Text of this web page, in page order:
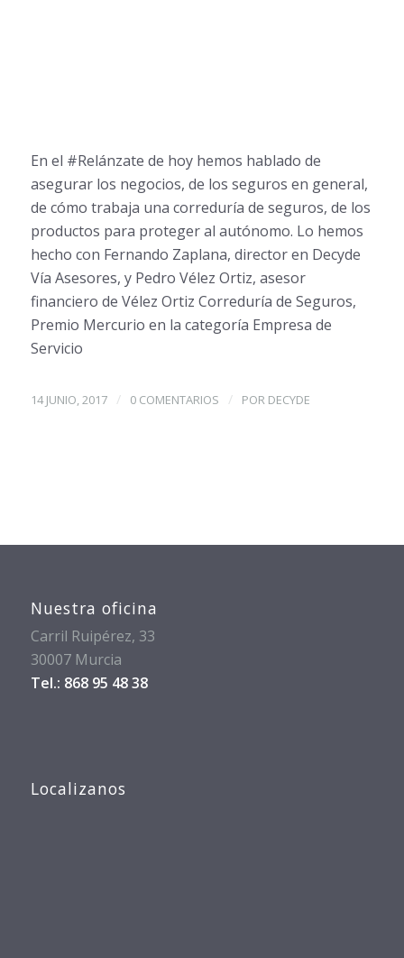
En el #Relánzate de hoy hemos hablado de
asegurar los negocios, de los seguros en general,
de cómo trabaja una correduría de seguros, de los
productos para proteger al autónomo. Lo hemos
hecho con Fernando Zaplana, director en Decyde
Vía Asesores, y Pedro Vélez Ortiz, asesor
financiero de Vélez Ortiz Correduría de Seguros,
Premio Mercurio en la categoría Empresa de
Servicio
14 JUNIO, 2017 / 0 COMENTARIOS / POR DECYDE
Nuestra oficina
Carril Ruipérez, 33
30007 Murcia
Tel.: 868 95 48 38
Localizanos